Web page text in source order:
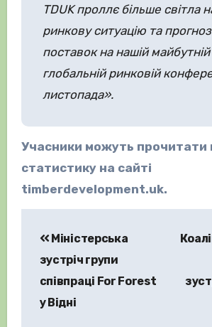
TDUK проллє більше світла
ринкову ситуацію та
поставок на нашій майбутній
глобальній ринковій
листопада».
Учасники можуть прочитати
статистику на сайті
timberdevelopment.uk.
записів
Міністерська
зустріч групи
співпраці For Forest
у Відні